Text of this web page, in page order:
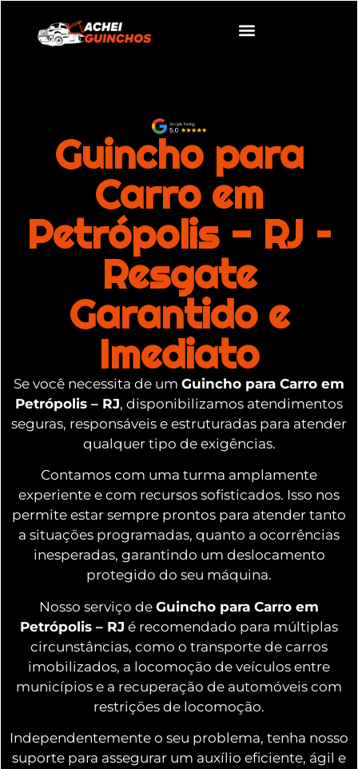
Guincho para
Carro em
Petrópolis - RJ –
Resgate
Garantido e
Imediato
Se você necessita de um Guincho para Carro em
Petrópolis – RJ, disponibilizamos atendimentos
seguras, responsáveis e estruturadas para atender
qualquer tipo de exigências.
Contamos com uma turma amplamente
experiente e com recursos sofisticados. Isso nos
permite estar sempre prontos para atender tanto
a situações programadas, quanto a ocorrências
inesperadas, garantindo um deslocamento
protegido do seu máquina.
Nosso serviço de Guincho para Carro em
Petrópolis – RJ é recomendado para múltiplas
circunstâncias, como o transporte de carros
imobilizados, a locomoção de veículos entre
municípios e a recuperação de automóveis com
restrições de locomoção.
Independentemente o seu problema, tenha nosso
suporte para assegurar um auxílio eficiente, ágil e